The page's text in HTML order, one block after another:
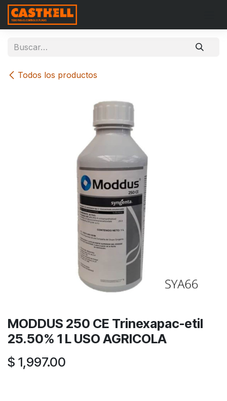
Ir al contenido
Todos los productos
MODDUS 250 CE Trinexapac-etil
25.50% 1 L USO AGRICOLA
$ 1,997.00